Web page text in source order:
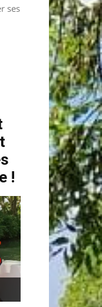
ses
!